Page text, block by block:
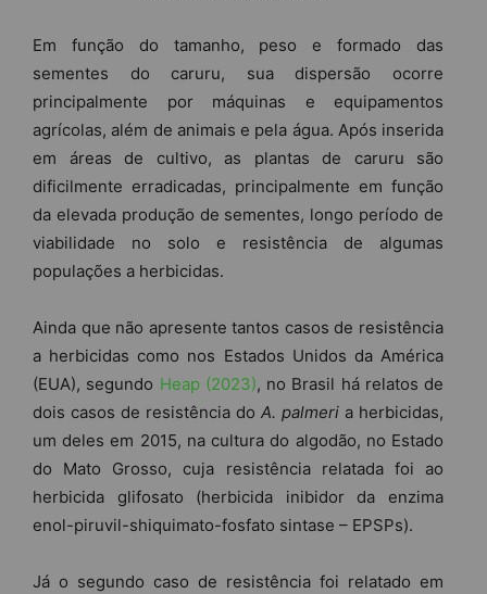
Em função do tamanho, peso e formado das
sementes do caruru, sua dispersão ocorre
principalmente por máquinas e equipamentos
agrícolas, além de animais e pela água. Após inserida
em áreas de cultivo, as plantas de caruru são
dificilmente erradicadas, principalmente em função
da elevada produção de sementes, longo período de
viabilidade no solo e resistência de algumas
populações a herbicidas.
Ainda que não apresente tantos casos de resistência
a herbicidas como nos Estados Unidos da América
(EUA), segundo Heap (2023), no Brasil há relatos de
dois casos de resistência do A. palmeri a herbicidas,
um deles em 2015, na cultura do algodão, no Estado
do Mato Grosso, cuja resistência relatada foi ao
herbicida glifosato (herbicida inibidor da enzima
enol-piruvil-shiquimato-fosfato sintase – EPSPs).
Já o segundo caso de resistência foi relatado em